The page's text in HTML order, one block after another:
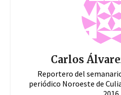
Carlos
Reportero del
periódico Noroeste de